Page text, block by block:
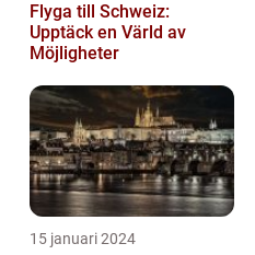
Flyga till Schweiz:
Upptäck en Värld av
Möjligheter
15 januari 2024